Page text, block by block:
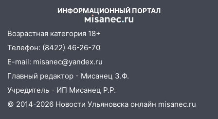
Снят режим «Ракетная
опасность» на территории Ульяновской
11:30 Кабмин РФ разрешил до 1 июля
2027 года импорт, выпуск и обращение
бензина Евро 2, Евро 3, Евро 4
11:12 Соцсети: на Рябикова автомобиль
врезался в забор
ИНФОРМАЦИОННЫЙ ПОРТАЛ
Возрастная категория 18+
Телефон: (8422) 46-26-70
E-mail: misanec@yandex.ru
Главный редактор - Мисанец З.Ф.
Учредитель - ИП Мисанец Р.Р.
© 2014-2026 Новости Ульяновска онлайн misanec.ru